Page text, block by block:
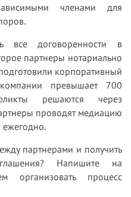
членами для
все договоренности в
партнеры нотариально
корпоративный
превышает 700
решаются через
проводят медиацию
ежегодно.
партнерами и получить
Напишите на
процесс